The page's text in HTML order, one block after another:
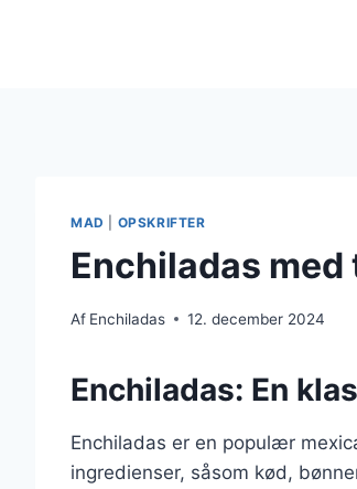
MAD OPSKRIFTER
Enchiladas
Af Enchiladas 12. december 2024
Enchiladas: En
Enchiladas er en populær
ingredienser, såsom kød,